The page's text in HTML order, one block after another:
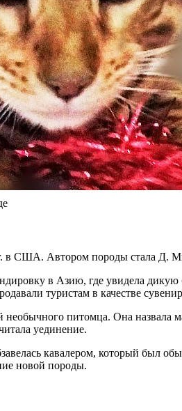
в США. Автором породы стала Д.
в Азию, где увидела
туристам в качестве
необычного питомца. Она
уединение.
кавалером, который был
новой породы.